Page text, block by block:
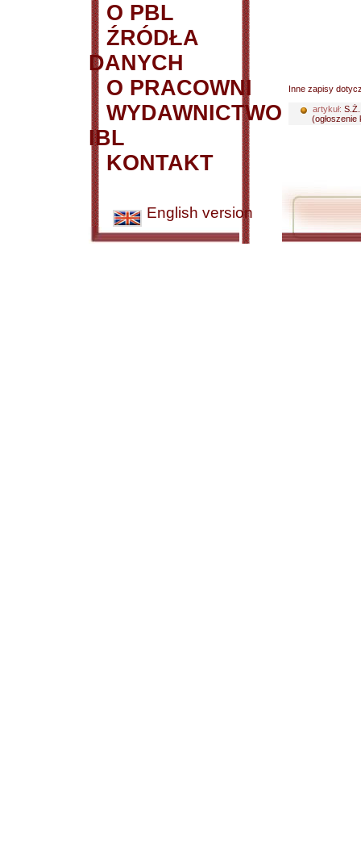
O PBL
ŹRÓDŁA
DANYCH
O PRACOWNI
WYDAWNICTWO
IBL
KONTAKT
English version
Inne zapisy
artykuł: